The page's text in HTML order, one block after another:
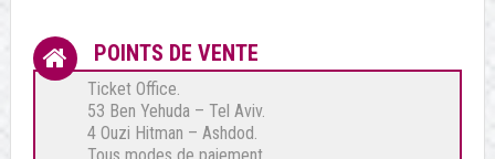
POINTS DE VENTE
Ticket Office.
53 Ben Yehuda – Tel Aviv.
4 Ouzi Hitman – Ashdod.
Tous modes de paiement.